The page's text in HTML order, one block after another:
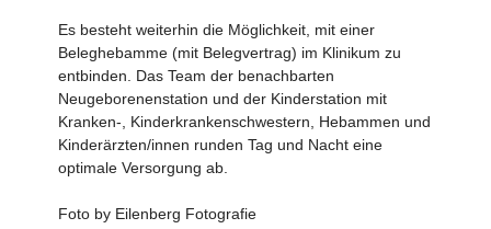
Es besteht weiterhin die Möglichkeit, mit einer
Beleghebamme (mit Belegvertrag) im Klinikum zu
entbinden. Das Team der benachbarten
Neugeborenenstation und der Kinderstation mit
Kranken-, Kinderkrankenschwestern, Hebammen und
Kinderärzten/innen runden Tag und Nacht eine
optimale Versorgung ab.
Foto by Eilenberg Fotografie